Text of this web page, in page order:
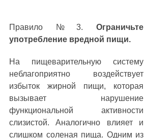
Правило №3. Ограничьте
употребление вредной пищи.
На пищеварительную систему
неблагоприятно воздействует
избыток жирной пищи, которая
вызывает нарушение
функциональной активности
слизистой. Аналогично влияет и
слишком соленая пища. Одним из